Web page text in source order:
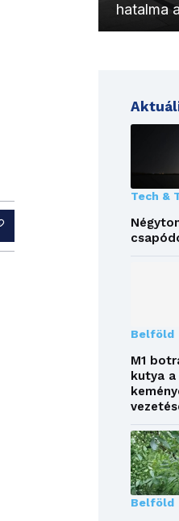
hatalma
Tech &
Belföld
M1
kutya a
Belföld